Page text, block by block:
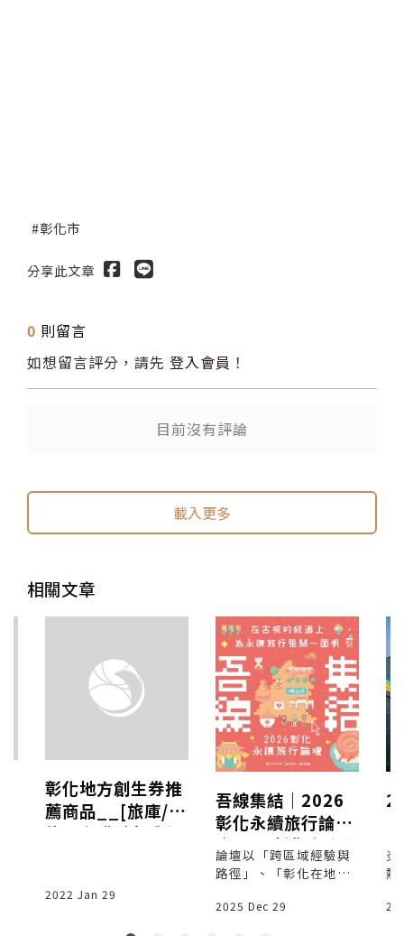
彰化市
分享此文章
0 則留言
如想留言評分，請先 登入會員 ！
目前沒有評論
載入更多
相關文章
彰化地方創生券推
薦商品__[旅庫/
旅。咖啡](實體與
2022 Jan 29
吾線集結｜2026
彰化永續旅行論壇
｜1/24彰化高賓閣
論壇以「跨區域經驗與
路徑」、「彰化在地實
自各地的實踐者共同探
2025 Dec 29
│
炎
熱
夏